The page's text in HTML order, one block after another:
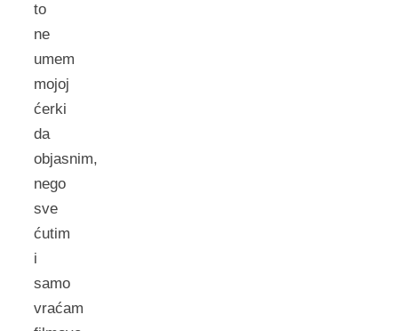
to
ne
umem
mojoj
ćerki
da
objasnim,
nego
sve
ćutim
i
samo
vraćam